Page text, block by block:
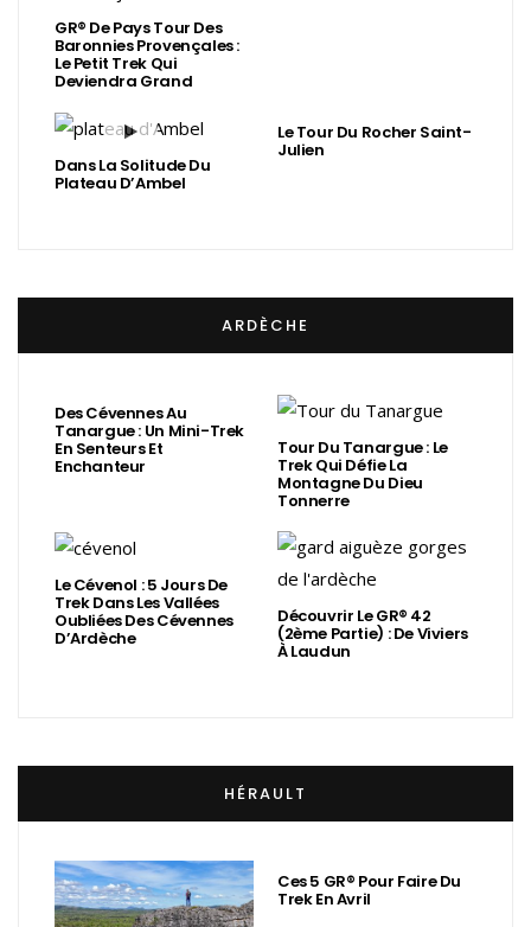
GR® De Pays Tour Des
Baronnies Provençales :
Le Petit Trek Qui
Deviendra Grand
Dans La Solitude Du
Plateau D’Ambel
Le Tour Du Rocher Saint-
Julien
ARDÈCHE
Des Cévennes Au
Tanargue : Un Mini-Trek
En Senteurs Et
Enchanteur
Tour Du Tanargue : Le
Trek Qui Défie La
Montagne Du Dieu
Tonnerre
Le Cévenol : 5 Jours De
Trek Dans Les Vallées
Oubliées Des Cévennes
D’Ardèche
Découvrir Le GR® 42
(2ème Partie) : De Viviers
À Laudun
HÉRAULT
Ces 5 GR® Pour Faire Du
Trek En Avril